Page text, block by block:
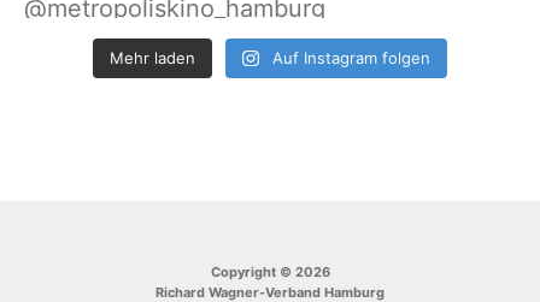
Mehr laden Auf Instagram folgen
Copyright © 2026
Richard Wagner-Verband Hamburg